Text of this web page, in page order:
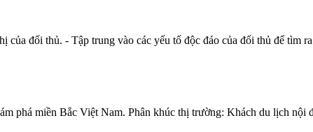
đối thủ. - Tập trung vào các yếu tố độc đáo của đối thủ để tìm
miền Bắc Việt Nam. Phân khúc thị trường: Khách du lịch nội